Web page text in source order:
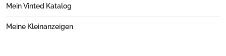
Mein Vinted Katalog
Meine Kleinanzeigen